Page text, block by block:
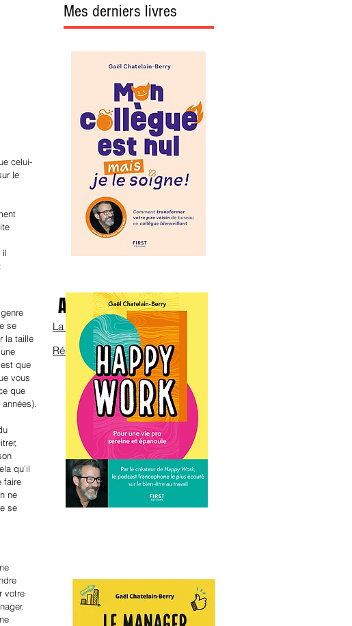
celui-
le
il
se
la taille
que
vous
que
qu’il
faire
ne
se
votre
La bande annonce
Avec Bob sur scène
Réservez les billets
Mes derniers livres